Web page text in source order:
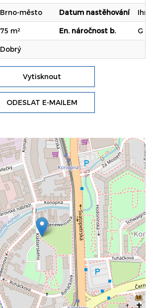
Brno-město Datum nastěhování
75 m² En. náročnost b. G
Dobrý
Vytisknout
ODESLAT E-MAILEM